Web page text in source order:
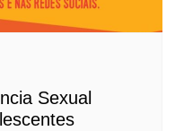
Sexual